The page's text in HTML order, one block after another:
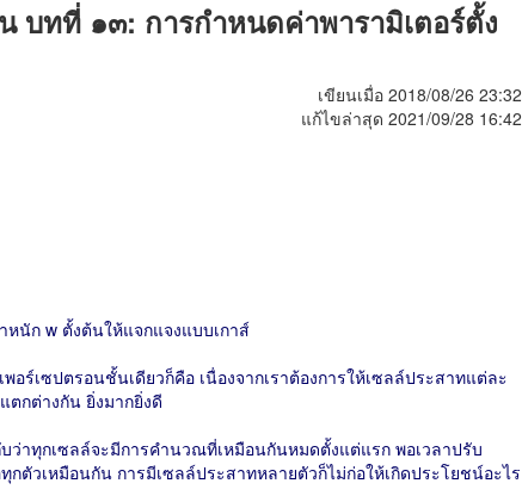
บทที่ ๑๓: การกำหนดค่าพารามิเตอร์ตั้ง
เขียนเมื่อ 2018/08/26 23:32
แก้ไขล่าสุด 2021/09/28 16:42
นัก w ตั้งต้นให้แจกแจงแบบเกาส์
ร์เซปตรอนชั้นเดียวก็คือ เนื่องจากเราต้องการให้เซลล์ประสาทแต่ละ
กต่างกัน ยิ่งมากยิ่งดี
าทุกเซลล์จะมีการคำนวณที่เหมือนกันหมดตั้งแต่แรก พอเวลาปรับ
ตัวเหมือนกัน การมีเซลล์ประสาทหลายตัวก็ไม่ก่อให้เกิดประโยชน์อะไร